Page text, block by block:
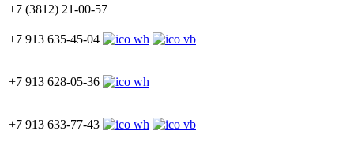
+7 (3812) 21-00-57
+7 913 635-45-04
+7 913 628-05-36
+7 913 633-77-43